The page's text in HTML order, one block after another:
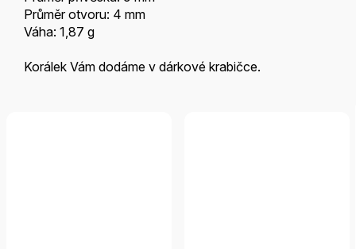
Průměr otvoru: 4 mm
Váha: 1,87 g
Korálek Vám dodáme v dárkové krabičce.